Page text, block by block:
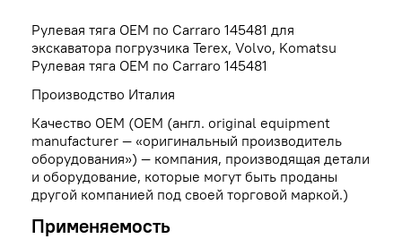
Рулевая тяга OEM по Carraro 145481 для
экскаватора погрузчика Terex, Volvo, Komatsu
Рулевая тяга OEM по Carraro 145481
Производство Италия
Качество OEM (OEM (англ. original equipment
manufacturer — «оригинальный производитель
оборудования») — компания, производящая детали
и оборудование, которые могут быть проданы
другой компанией под своей торговой маркой.)
Применяемость